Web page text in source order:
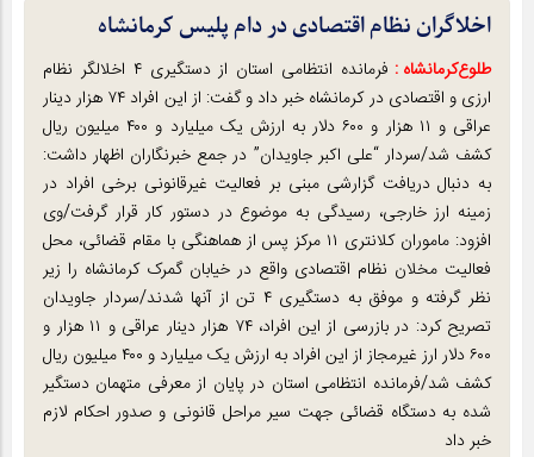
شناسه : 108970
اخلاگران نظام اقتصادی در دام پلیس کرمانشاه
طلوع‌‌کرمانشاه :
فرمانده انتظامی استان از دستگیری ۴ اخلالگر نظام
ارزی و اقتصادی در کرمانشاه خبر داد و گفت: از این افراد ۷۴ هزار دینار
عراقی و ۱۱ هزار و ۶۰۰ دلار به ارزش یک میلیارد و ۴۰۰ میلیون ریال
کشف شد/سردار “علی اکبر جاویدان” در جمع خبرنگاران اظهار داشت:
به دنبال دریافت گزارشی مبنی بر فعالیت غیرقانونی برخی افراد در
زمینه ارز خارجی، رسیدگی به موضوع در دستور کار قرار گرفت/وی
افزود: ماموران کلانتری ۱۱ مرکز پس از هماهنگی با مقام قضائی، محل
فعالیت مخلان نظام اقتصادی واقع در خیابان گمرک کرمانشاه را زیر
نظر گرفته و موفق به دستگیری ۴ تن از آنها شدند/سردار جاویدان
تصریح کرد: در بازرسی از این افراد، ۷۴ هزار دینار عراقی و ۱۱ هزار و
۶۰۰ دلار ارز غیرمجاز از این افراد به ارزش یک میلیارد و ۴۰۰ میلیون ریال
کشف شد/فرمانده انتظامی استان در پایان از معرفی متهمان دستگیر
شده به دستگاه قضائی جهت سیر مراحل قانونی و صدور احکام لازم
خبر داد